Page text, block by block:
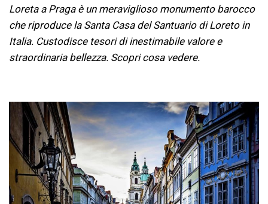
Loreta a Praga è un meraviglioso monumento barocco
che riproduce la Santa Casa del Santuario di Loreto in
Italia. Custodisce tesori di inestimabile valore e
straordinaria bellezza. Scopri cosa vedere.